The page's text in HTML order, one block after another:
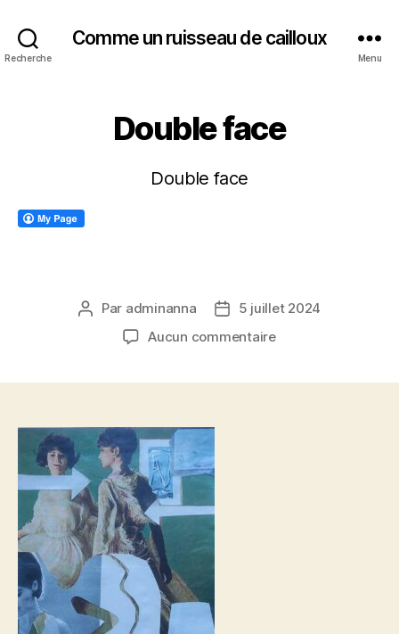
Recherche
Comme un ruisseau de cailloux
Menu
Double face
Double face
Auteur
l’article
Par adminanna
Date5 juillet 2024
Aucun commentairesur